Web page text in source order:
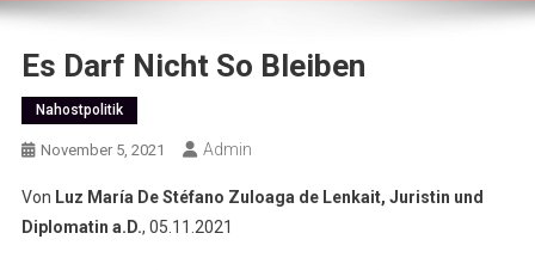
Es Darf Nicht So Bleiben
Nahostpolitik
November 5, 2021 Admin
Von Luz María De Stéfano Zuloaga de Lenkait, Juristin und
Diplomatin a.D., 05.11.2021